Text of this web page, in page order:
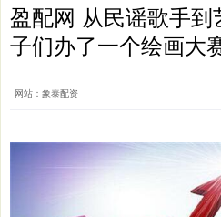
盈配网 从民谣歌手
子们办了一个绘画大
网站：象泰配资